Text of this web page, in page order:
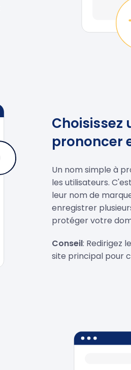
Choisissez
prononcer
Un nom simple à
les utilisateurs.
leur nom de
enregistrer
protéger votre
Conseil: Redirigez
site principal pour